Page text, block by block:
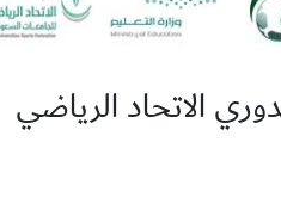
الاتحاد الرياضي